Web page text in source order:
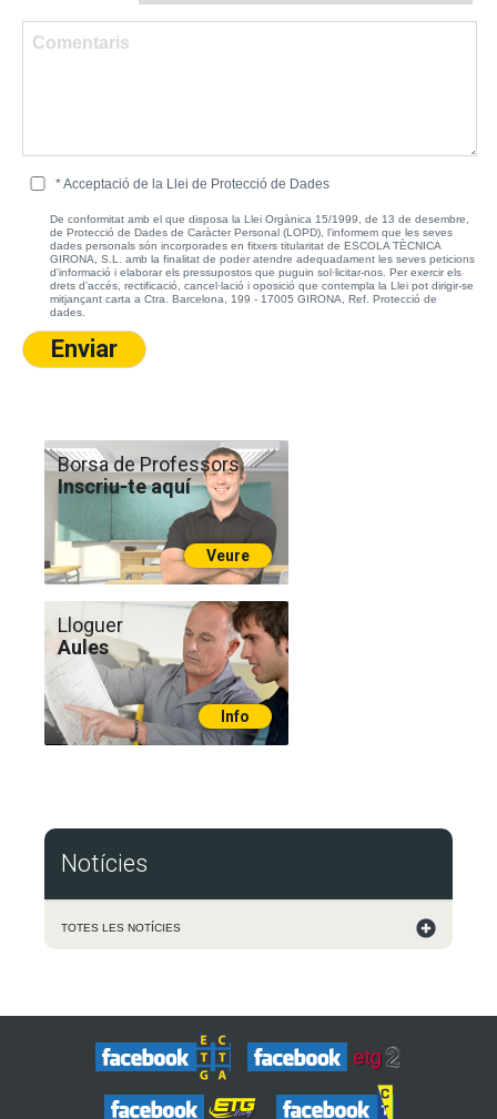
* Acceptació de la Llei de Protecció de Dades
De conformitat amb el que disposa la Llei Orgànica 15/1999, de 13 de desembre,
de Protecció de Dades de Caràcter Personal (LOPD), l'informem que les seves
dades personals són incorporades en fitxers titularitat de ESCOLA TÈCNICA
GIRONA, S.L. amb la finalitat de poder atendre adequadament les seves peticions
d'informació i elaborar els pressupostos que puguin sol·licitar-nos. Per exercir els
drets d'accés, rectificació, cancel·lació i oposició que contempla la Llei pot dirigir-se
mitjançant carta a Ctra. Barcelona, 199 - 17005 GIRONA, Ref. Protecció de
dades.
Borsa de Professors
Inscriu-te aquí
Veure
Lloguer
Aules
Info
Notícies
TOTES LES NOTÍCIES